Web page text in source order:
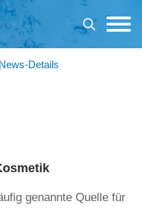
News-Details
genannte Quelle für